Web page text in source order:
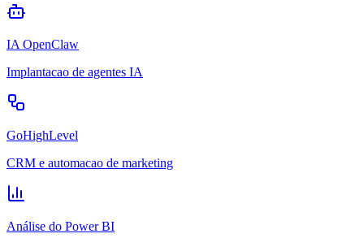
IA OpenClaw
Implantacao de agentes IA
GoHighLevel
CRM e automacao de marketing
Análise do Power BI